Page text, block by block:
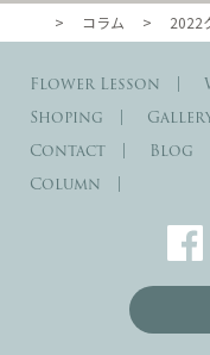
東京・自由が丘のル・
> コラム > 2022
Flower Lesson
Shoping
Contact
Blog
Column